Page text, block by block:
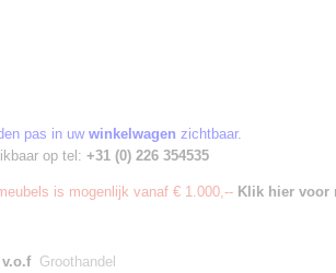
pas in uwwinkelwagen zichtbaar.
op tel: +31 (0) 226 354535
is mogenlijk vanaf € 1.000,-- Klik hier voor
v.o.f Groothandel